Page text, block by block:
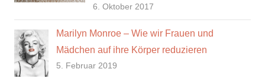
6. Oktober 2017
Marilyn Monroe – Wie wir Frauen und
Mädchen auf ihre Körper reduzieren
5. Februar 2019